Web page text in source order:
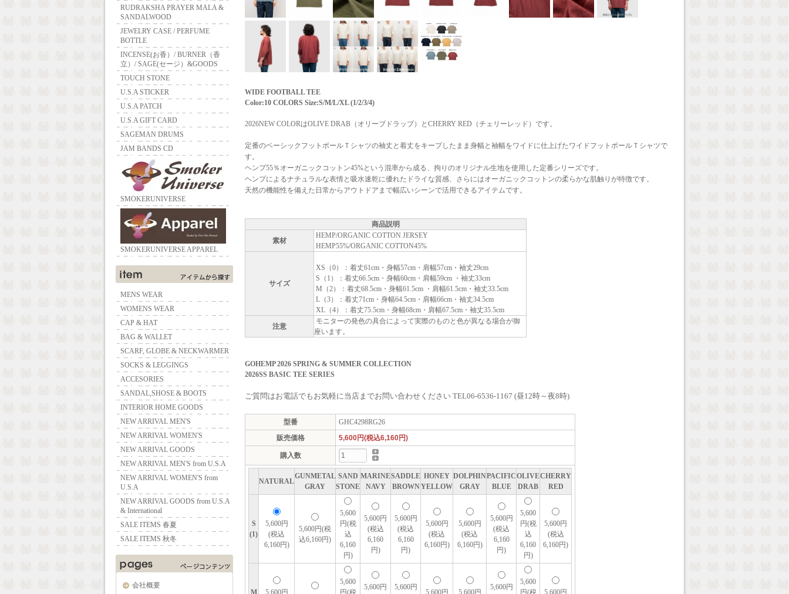
RUDRAKSHA PRAYER MALA &
SANDALWOOD
JEWELRY CASE / PERFUME
BOTTLE
INCENSE(お香）/ BURNER（香
立）/ SAGE(セージ）&GOODS
TOUCH STONE
U.S.A STICKER
U.S.A PATCH
U.S.A GIFT CARD
SAGEMAN DRUMS
JAM BANDS CD
SMOKERUNIVERSE
SMOKERUNIVERSE APPAREL
MENS WEAR
WOMENS WEAR
CAP & HAT
BAG & WALLET
SCARF, GLOBE & NECKWARMER
SOCKS & LEGGINGS
ACCESORIES
SANDAL,SHOSE & BOOTS
INTERIOR HOME GOODS
NEW ARRIVAL MEN'S
NEW ARRIVAL WOMEN'S
NEW ARRIVAL GOODS
NEW ARRIVAL MEN'S from U.S.A
NEW ARRIVAL WOMEN'S from
U.S.A
NEW ARRIVAL GOODS from U.S.A
& International
SALE ITEMS 春夏
SALE ITEMS 秋冬
会社概要
WIDE FOOTBALL TEE
Color:10 COLORS Size:S/M/L/XL (1/2/3/4)
2026NEW COLORはOLIVE DRAB（オリーブドラッブ）とCHERRY RED（チェリーレッド）です。
定番のベーシックフットボールＴシャツの袖丈と着丈をキープしたまま身幅と袖幅をワイドに仕上げたワイドフットボールＴシャツで
す。
ヘンプ55％オーガニックコットン45%という混率から成る、拘りのオリジナル生地を使用した定番シリーズです。
ヘンプによるナチュラルな表情と吸水速乾に優れたドライな質感、さらにはオーガニックコットンの柔らかな肌触りが特徴です。
天然の機能性を備えた日常からアウトドアまで幅広いシーンで活用できるアイテムです。
商品説明
素材
HEMP/ORGANIC COTTON JERSEY
HEMP55%/ORGANIC COTTON45%
サイズ
XS（0）：着丈61cm・身幅57cm・肩幅57cm・袖丈29cm
S（1）：着丈66.5cm・身幅60cm・肩幅59cm ・袖丈33cm
M（2）：着丈68.5cm・身幅61.5cm ・肩幅61.5cm・袖丈33.5cm
L（3）：着丈71cm・身幅64.5cm・肩幅66cm・袖丈34.5cm
XL（4）：着丈75.5cm・身幅68cm・肩幅67.5cm・袖丈35.5cm
注意
モニターの発色の具合によって実際のものと色が異なる場合が御
座います。
GOHEMP 2026 SPRING & SUMMER COLLECTION
2026SS BASIC TEE SERIES
ご質問はお電話でもお気軽に当店までお問い合わせください TEL06-6536-1167 (昼12時～夜8時)
型番
GHC4298RG26
販売価格
5,600円(税込6,160円)
購入数
NATURAL
GUNMETAL
GRAY
SAND
STONE
MARINE
NAVY
SADDLE
BROWN
HONEY
YELLOW
DOLPHIN
GRAY
PACIFIC
BLUE
OLIVE
DRAB
CHERRY
RED
S
(1)
5,600円
(税込
6,160円)
5,600円(税
込6,160円)
5,600
円(税
込
6,160
円)
5,600円
(税込
6,160
円)
5,600円
(税込
6,160
円)
5,600円
(税込
6,160円)
5,600円
(税込
6,160円)
5,600円
(税込
6,160
円)
5,600
円(税
込
6,160
円)
5,600円
(税込
6,160円)
M
5,600円
5,600
円(税
5,600円
5,600円
5,600円
5,600円
5,600円
5,600
円(税
5,600円